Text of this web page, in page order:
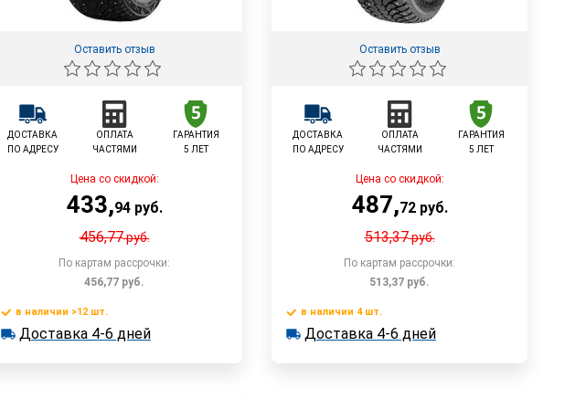
Оставить отзыв
ДОСТАВКА
ПО АДРЕСУ
ОПЛАТА
ЧАСТЯМИ
ГАРАНТИЯ
5 ЛЕТ
Цена со скидкой:
433,94руб.
456,77руб.
По картам рассрочки:
456,77 руб.
В корзину
в наличии >12 шт.
в наличии >12 шт.
Доставка 4-6 дней
Оставить отзыв
ДОСТАВКА
ПО АДРЕСУ
ОПЛАТА
ЧАСТЯМИ
ГАРАНТИЯ
5 ЛЕТ
Цена со скидкой:
487,72руб.
513,37руб.
По картам рассрочки:
513,37 руб.
В корзину
в наличии 4 шт. Доставка 4-6 дней
в наличии 4 шт.
Доставка 4-6 дней